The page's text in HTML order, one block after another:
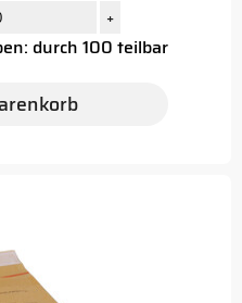
+
durch 100 teilbar